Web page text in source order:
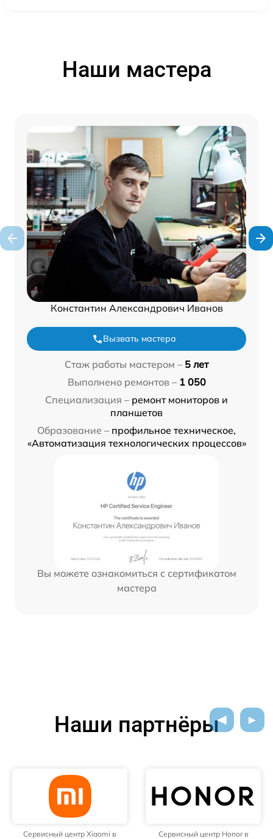
Наши мастера
Константин Александрович Иванов
Вызвать мастера
Стаж работы мастером – 5 лет
Выполнено ремонтов – 1 050
Специализация – ремонт мониторов и
планшетов
Образование – профильное техническое,
«Автоматизация технологических процессов»
Вы можете ознакомиться с сертификатом
мастера
Наши партнёры
Сервисный центр Xiaomi в
Сервисный центр Honor в